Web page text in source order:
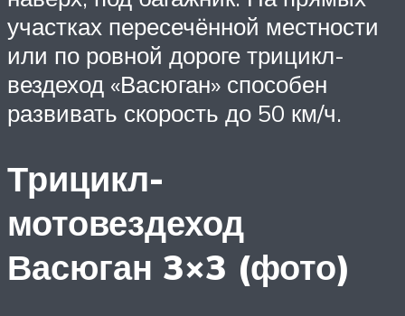
участках пересечённой местности
или по ровной дороге трицикл-
вездеход «Васюган» способен
развивать скорость до 50 км/ч.
Трицикл-
мотовездеход
Васюган 3×3 (фото)